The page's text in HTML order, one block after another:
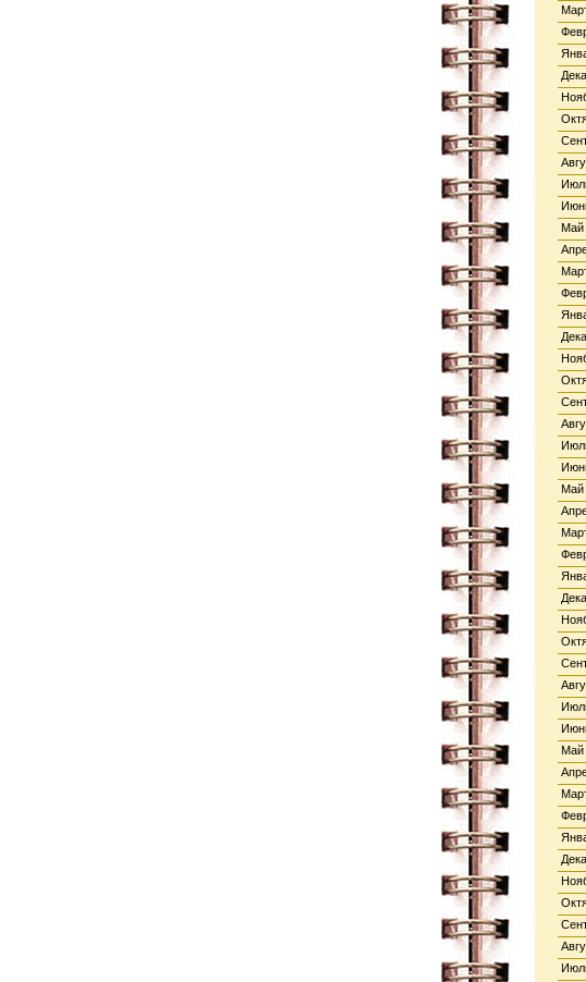
Май
Май
Май